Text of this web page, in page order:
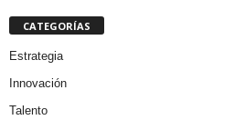
CATEGORÍAS
Estrategia
Innovación
Talento